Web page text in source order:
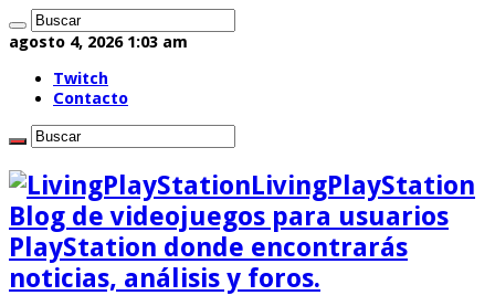
agosto 4, 2026 1:03 am
Twitch
Contacto
LivingPlayStation
Blog de videojuegos para usuarios
PlayStation donde encontrarás
noticias, análisis y foros.